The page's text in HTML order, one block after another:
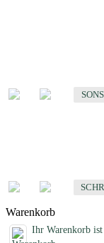
Warenkorb
Ihr Warenkorb ist